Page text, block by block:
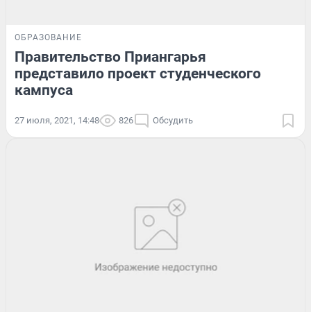
ОБРАЗОВАНИЕ
Правительство Приангарья
представило проект студенческого
кампуса
27 июля, 2021, 14:48 826 Обсудить